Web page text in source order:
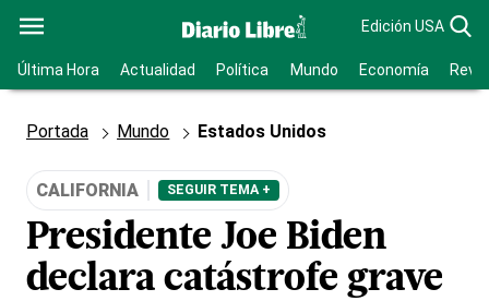
Edición USA
Última Hora Actualidad Política Mundo Economía
Portada Mundo Estados Unidos
CALIFORNIA SEGUIR TEMA +
Presidente Joe Biden
declara catástrofe grave